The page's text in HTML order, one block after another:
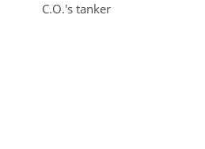
C.O.'s tanker